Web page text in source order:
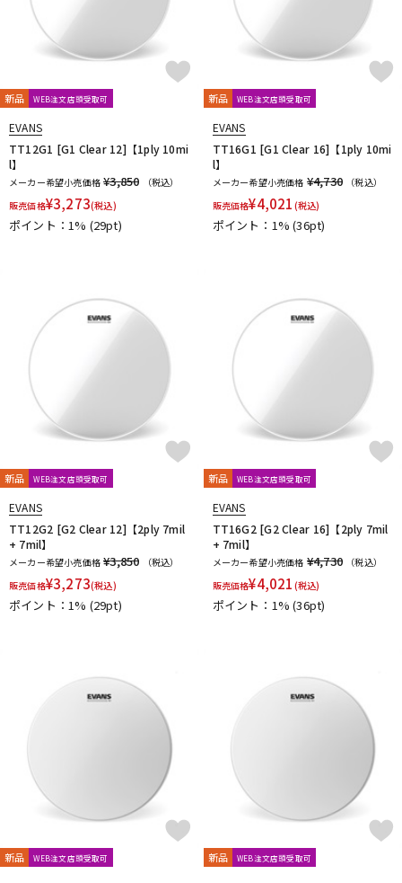
新品 WEB注文店頭受取可
EVANS
TT12G1 [G1 Clear 12]【1ply 10mi
l】
メーカー希望小売価格 ¥3,850
（税込）
販売価格¥3,273(税込)
ポイント：1% (29pt)
新品 WEB注文店頭受取可
EVANS
TT16G1 [G1 Clear 16]【1ply 10mi
l】
メーカー希望小売価格 ¥4,730
（税込）
販売価格¥4,021 (税込)
ポイント：1%(36pt)
新品 WEB注文店頭受取可
EVANS
TT12G2 [G2 Clear 12]【2ply 7mil
+ 7mil】
メーカー希望小売価格 ¥3,850
（税込）
販売価格¥3,273(税込)
ポイント：1% (29pt)
新品 WEB注文店頭受取可
EVANS
TT16G2 [G2 Clear 16]【2ply 7mil
+ 7mil】
メーカー希望小売価格 ¥4,730
（税込）
販売価格¥4,021 (税込)
ポイント：1%(36pt)
新品 WEB注文店頭受取可 新品 WEB注文店頭受取可